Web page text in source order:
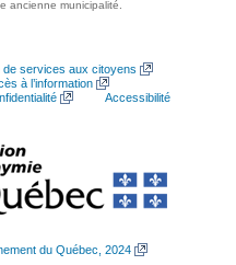
ancienne municipalité.
de services aux citoyens
à l’information
Accessibilité
du Québec, 2024